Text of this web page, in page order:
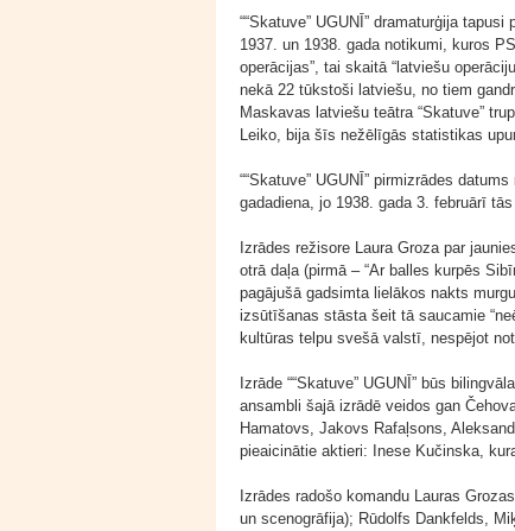
““Skatuve” UGUNĪ” dramaturģija
1937. un 1938. gada notikumi, kuros
operācijas”, tai skaitā “latviešu
nekā 22 tūkstoši latviešu, no tiem
Maskavas latviešu teātra “Skatuve”
Leiko, bija šīs nežēlīgās statistikas
““Skatuve” UGUNĪ” pirmizrādes
gadadiena, jo 1938. gada 3. februārī
Izrādes režisore Laura Groza par
otrā daļa (pirmā – “Ar balles kurpēs
pagājušā gadsimta lielākos nakts
izsūtīšanas stāsta šeit tā saucamie
kultūras telpu svešā valstī, nespējot
Izrāde ““Skatuve” UGUNĪ” būs
ansambli šajā izrādē veidos gan
Hamatovs, Jakovs Rafaļsons,
pieaicinātie aktieri: Inese Kučinska,
Izrādes radošo komandu Lauras
un scenogrāfija); Rūdolfs Dankfelds,